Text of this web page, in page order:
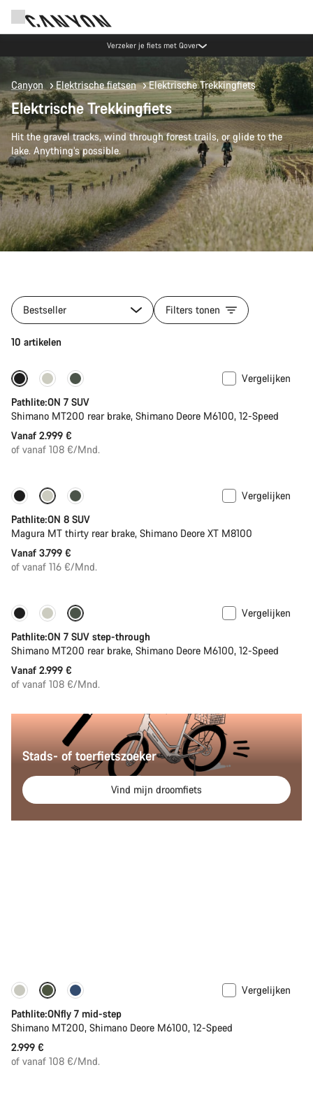
Verzeker je fiets met Qover
Canyon Elektrische fietsen Elektrische Trekkingfiets
Elektrische Trekkingfiets
Hit the gravel tracks, wind through forest trails, or glide to the
lake. Anything’s possible.
Bestseller Filters tonen
10 artikelen
Vergelijken
Pathlite:ON 7 SUV
Shimano MT200 rear brake, Shimano Deore M6100, 12-Speed
Vanaf 2.999 €
of vanaf 108 €/Mnd.
Nieuwe voorraad
Vergelijken
Pathlite:ON 8 SUV
Magura MT thirty rear brake, Shimano Deore XT M8100
Vanaf 3.799 €
of vanaf 116 €/Mnd.
Vergelijken
Pathlite:ON 7 SUV step-through
Shimano MT200 rear brake, Shimano Deore M6100, 12-Speed
Vanaf 2.999 €
of vanaf 108 €/Mnd.
Stads- of toerfietszoeker
Vind mijn droomfiets
Vergelijken
Pathlite:ONfly 7 mid-step
Shimano MT200, Shimano Deore M6100, 12-Speed
2.999 €
of vanaf 108 €/Mnd.